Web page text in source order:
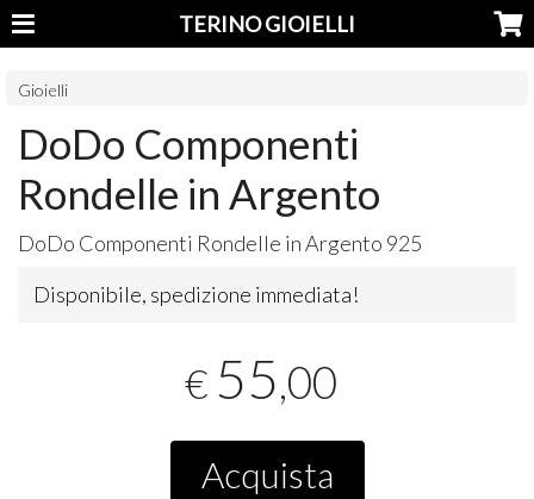
TERINO GIOIELLI
Gioielli
DoDo Componenti
Rondelle in Argento
DoDo Componenti Rondelle in Argento 925
Disponibile, spedizione immediata!
€ 55,00
Acquista